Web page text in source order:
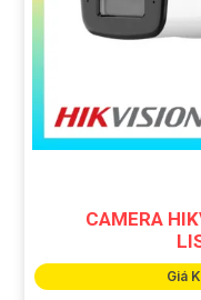
CAMERA
Giá